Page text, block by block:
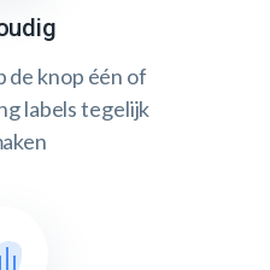
de knop één of
labels tegelijk